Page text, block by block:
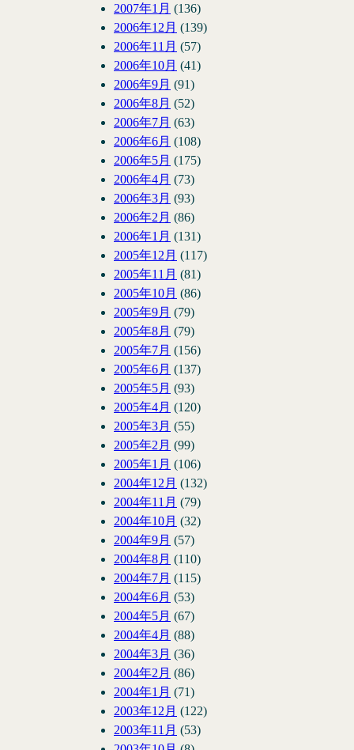
2007年1月 (136)
2006年12月 (139)
2006年11月 (57)
2006年10月 (41)
2006年9月 (91)
2006年8月 (52)
2006年7月 (63)
2006年6月 (108)
2006年5月 (175)
2006年4月 (73)
2006年3月 (93)
2006年2月 (86)
2006年1月 (131)
2005年12月 (117)
2005年11月 (81)
2005年10月 (86)
2005年9月 (79)
2005年8月 (79)
2005年7月 (156)
2005年6月 (137)
2005年5月 (93)
2005年4月 (120)
2005年3月 (55)
2005年2月 (99)
2005年1月 (106)
2004年12月 (132)
2004年11月 (79)
2004年10月 (32)
2004年9月 (57)
2004年8月 (110)
2004年7月 (115)
2004年6月 (53)
2004年5月 (67)
2004年4月 (88)
2004年3月 (36)
2004年2月 (86)
2004年1月 (71)
2003年12月 (122)
2003年11月 (53)